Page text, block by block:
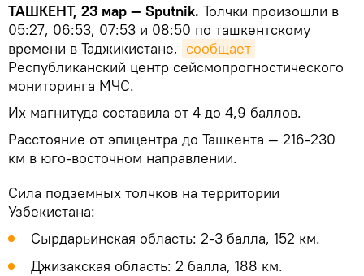
ТАШКЕНТ, 23 мар — Sputnik. Толчки произошли в
05:27, 06:53, 07:53 и 08:50 по ташкентскому
времени в Таджикистане, сообщает
Республиканский центр сейсмопрогностического
мониторинга МЧС.
Их магнитуда составила от 4 до 4,9 баллов.
Расстояние от эпицентра до Ташкента — 216-230
км в юго-восточном направлении.
Сила подземных толчков на территории
Узбекистана:
Сырдарьинская область: 2-3 балла, 152 км.
Джизакская область: 2 балла, 188 км.